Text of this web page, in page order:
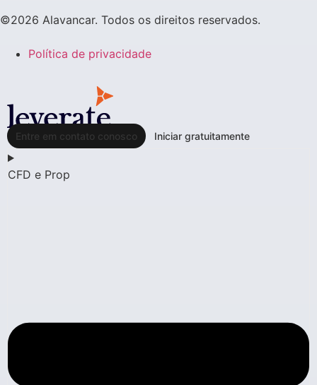
©2026 Alavancar. Todos os direitos reservados.
Política de privacidade
Entre em contato conosco Iniciar gratuitamente
CFD e Prop